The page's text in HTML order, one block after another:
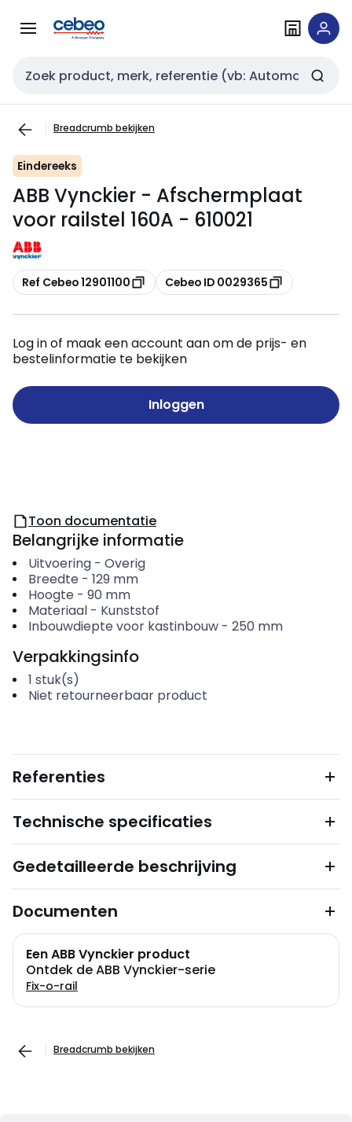
naar
naar
Zoekveld invoer
Breadcrumb bekijken
Eindereeks
ABB Vynckier - Afschermplaat
voor railstel 160A - 610021
Kopiëren
Ref Cebeo 12901100 Kopiëren
Cebeo ID 0029365
Log in of maak een account aan om de prijs- en
bestelinformatie te bekijken
Inloggen
Toon documentatie
Belangrijke informatie
Uitvoering- Overig
Breedte - 129 mm
Hoogte - 90 mm
Materiaal- Kunststof
Inbouwdiepte voor kastinbouw- 250 mm
Verpakkingsinfo
1 stuk(s)
Niet retourneerbaar product
Referenties
Technische specificaties
Gedetailleerde beschrijving
Documenten
Een ABB Vynckier product
Ontdek de ABB Vynckier-serie
Fix-o-rail
Breadcrumb bekijken